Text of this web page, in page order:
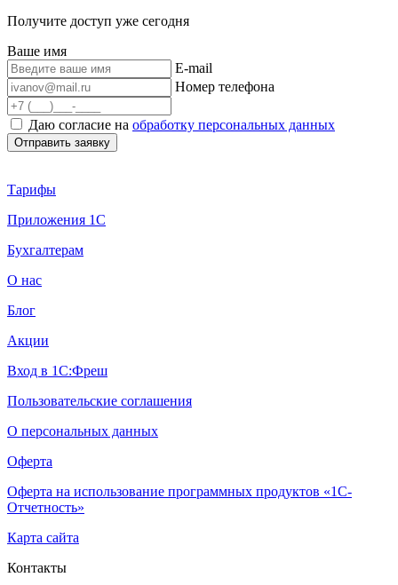
Получите доступ уже сегодня
Ваше имя
E-mail
Номер телефона
Даю согласие на обработку персональных данных
Тарифы
Приложения 1С
Бухгалтерам
О нас
Блог
Акции
Вход в 1С:Фреш
Пользовательские соглашения
О персональных данных
Оферта
Оферта на использование программных продуктов «1С-
Отчетность»
Карта сайта
Контакты